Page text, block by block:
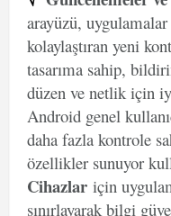
arayüzü,
kolaylaştıran yeni
tasarıma sahip,
düzen ve netlik için
Android genel
daha fazla kontrole
özellikler sunuyor
Cihazlar için
sınırlayarak bilgi